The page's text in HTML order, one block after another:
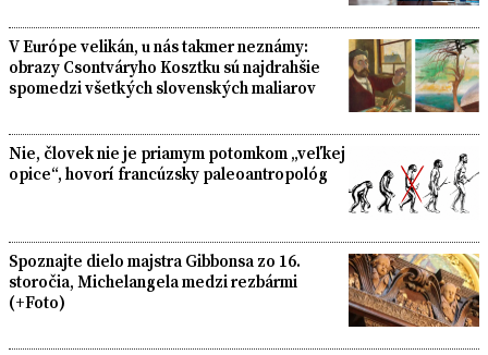
V Európe velikán, u nás takmer neznámy:
obrazy Csontváryho Kosztku sú najdrahšie
spomedzi všetkých slovenských maliarov
Nie, človek nie je priamym potomkom „veľkej
opice“, hovorí francúzsky paleoantropológ
Spoznajte dielo majstra Gibbonsa zo 16.
storočia, Michelangela medzi rezbármi
(+Foto)